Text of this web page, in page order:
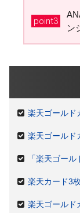
point3
ン
楽天ゴールド
楽天ゴールド
「楽天ゴー
楽天カード3
楽天ゴールド